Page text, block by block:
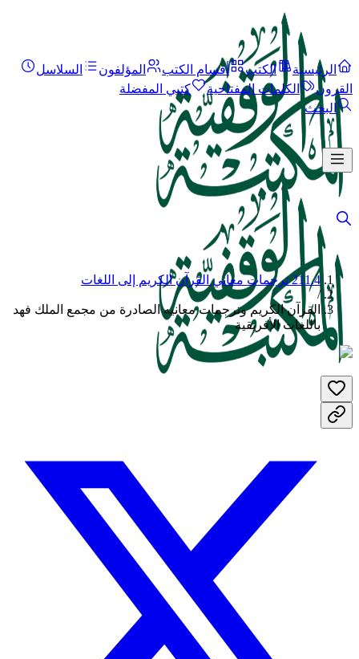
الرئيسية الكتب أقسام الكتب المؤلفون
السلاسل
القرون
الكلمات المفتاحية
كتبي المفضلة
البحث
211.4 ترجمات معاني القرآن الكريم إلى اللغات
/
القرآن الكريم وترجمات معانيه الصادرة من مجمع الملك فهد
باللغات الأفريقية